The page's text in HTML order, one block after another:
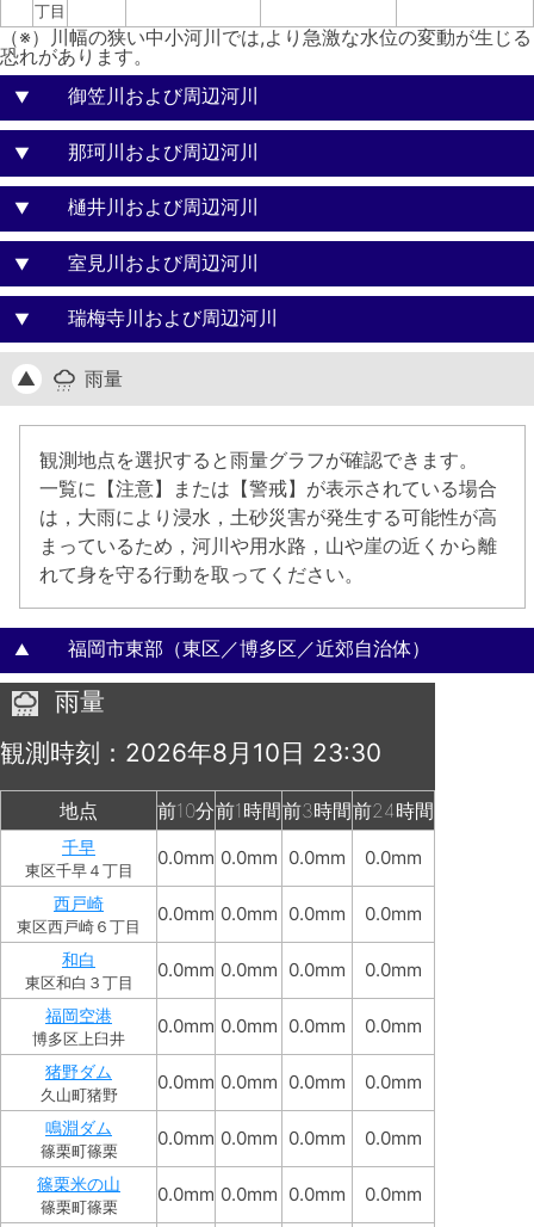
丁目
（※）川幅の狭い中小河川では,より急激な水位の変動が生じる
恐れがあります。
▼ 御笠川および周辺河川
▼ 那珂川および周辺河川
▼ 樋井川および周辺河川
▼ 室見川および周辺河川
▼ 瑞梅寺川および周辺河川
▲ 雨量
観測地点を選択すると雨量グラフが確認できます。
一覧に【注意】または【警戒】が表示されている場合
は，大雨により浸水，土砂災害が発生する可能性が高
まっているため，河川や用水路，山や崖の近くから離
れて身を守る行動を取ってください。
▲ 福岡市東部（東区／博多区／近郊自治体）
雨量
観測時刻：2026年8月10日 23:30
地点 前10分前1時間前3時間前24時間
千早
東区千早４丁目
0.0mm 0.0mm 0.0mm 0.0mm
西戸崎
東区西戸崎６丁目
0.0mm 0.0mm 0.0mm 0.0mm
和白
東区和白３丁目
0.0mm 0.0mm 0.0mm 0.0mm
福岡空港
博多区上臼井
0.0mm 0.0mm 0.0mm 0.0mm
猪野ダム
久山町猪野
0.0mm 0.0mm 0.0mm 0.0mm
鳴淵ダム
篠栗町篠栗
0.0mm 0.0mm 0.0mm 0.0mm
篠栗米の山
篠栗町篠栗
0.0mm 0.0mm 0.0mm 0.0mm